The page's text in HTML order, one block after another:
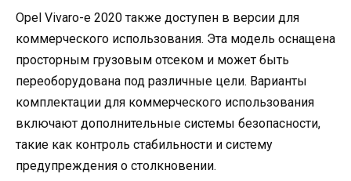
Opel Vivaro-e 2020 также доступен в версии для
коммерческого использования. Эта модель оснащена
просторным грузовым отсеком и может быть
переоборудована под различные цели. Варианты
комплектации для коммерческого использования
включают дополнительные системы безопасности,
такие как контроль стабильности и систему
предупреждения о столкновении.